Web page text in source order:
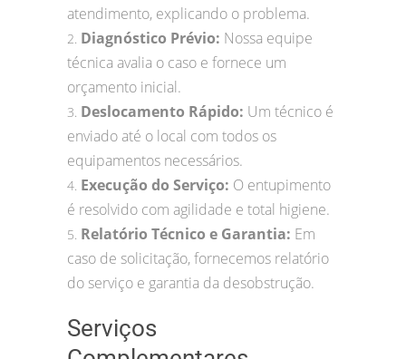
atendimento, explicando o problema.
2. Diagnóstico Prévio: Nossa equipe
técnica avalia o caso e fornece um
orçamento inicial.
3. Deslocamento Rápido: Um técnico é
enviado até o local com todos os
equipamentos necessários.
4. Execução do Serviço: O entupimento
é resolvido com agilidade e total higiene.
5. Relatório Técnico e Garantia: Em
caso de solicitação, fornecemos relatório
do serviço e garantia da desobstrução.
Serviços